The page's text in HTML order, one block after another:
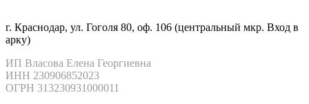
г. Краснодар, ул. Гоголя 80, оф. 106 (центральный мкр. Вход в
арку)
ИП Власова Елена Георгиевна
ИНН 230906852023
ОГРН 313230931000011